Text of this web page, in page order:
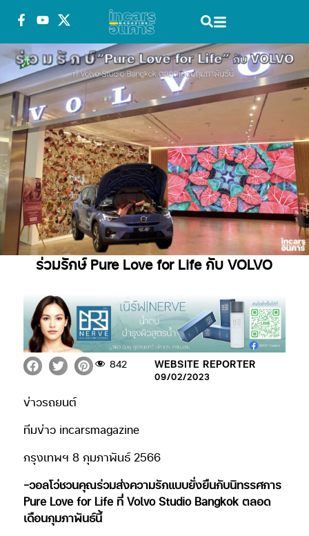
ร่วมรักษ์ Pure Love for Life กับ VOLVO
WEBSITE REPORTER
09/02/2023
842
ข่าวรถยนต์
ทีมข่าว incarsmagazine
กรุงเทพฯ 8 กุมภาพันธ์ 2566
-วอลโว่ชวนคุณร่วมส่งความรักแบบยั่งยืนกับนิทรรศการ
Pure Love for Life ที่ Volvo Studio Bangkok ตลอด
เดือนกุมภาพันธ์นี้